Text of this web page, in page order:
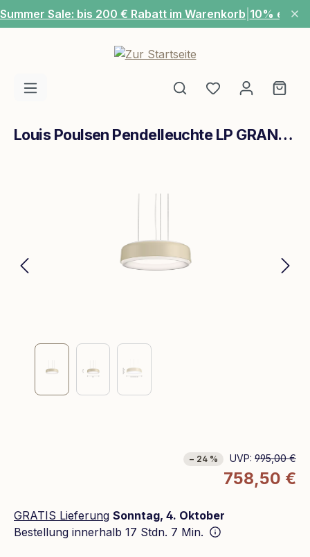
Zum Hauptinhalt springen
Summer Sale: bis 200 € Rabatt im Warenkorb 10% extra
Du hast 0
Louis Poulsen Pendelleuchte LP GRAND SUSP Ø320
− 24 % UVP: 995,00 €
758,50 €
GRATIS Lieferung Sonntag, 4. Oktober
Bestellung innerhalb 17 Stdn. 7 Min.